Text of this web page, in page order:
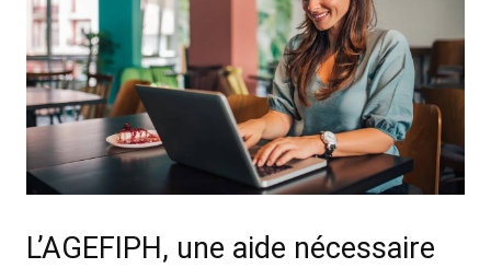
L’AGEFIPH, une aide nécessaire